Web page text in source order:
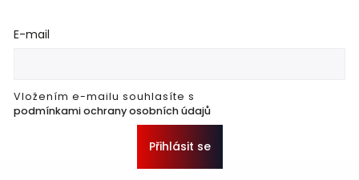
E-mail
Vložením e-mailu souhlasíte s
podmínkami ochrany osobních údajů
Přihlásit se